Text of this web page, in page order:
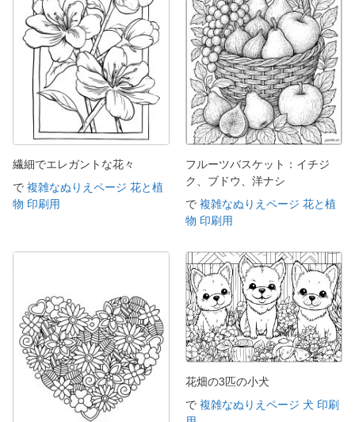
繊細でエレガントな花々
で 複雑なぬりえページ 花と植
物 印刷用
フルーツバスケット：イチジ
ク、ブドウ、洋ナシ
で 複雑なぬりえページ 花と植
物 印刷用
花畑の3匹の小犬
で 複雑なぬりえページ 犬 印刷